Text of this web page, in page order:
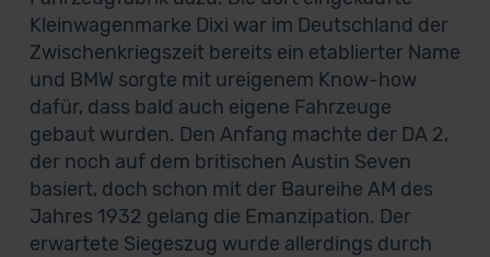
Kleinwagenmarke Dixi war im Deutschland der
Zwischenkriegszeit bereits ein etablierter Name
und BMW sorgte mit ureigenem Know-how
dafür, dass bald auch eigene Fahrzeuge
gebaut wurden. Den Anfang machte der DA 2,
der noch auf dem britischen Austin Seven
basiert, doch schon mit der Baureihe AM des
Jahres 1932 gelang die Emanzipation. Der
erwartete Siegeszug wurde allerdings durch